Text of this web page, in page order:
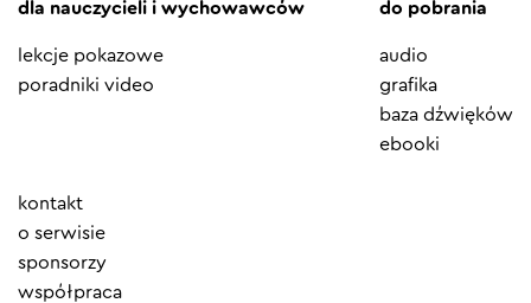
dla nauczycieli i wychowawców
lekcje pokazowe
poradniki video
do pobrania
audio
grafika
baza dźwięków
ebooki
Element
menu
kontakt
o serwisie
sponsorzy
współpraca